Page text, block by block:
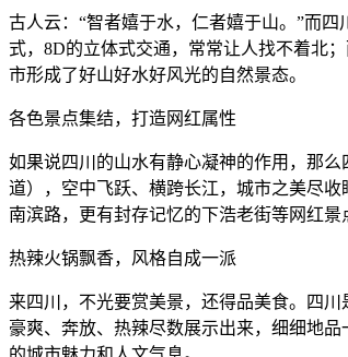
古人云：“智者嬉于水，仁者嬉于山。”而
式，8D的立体式交通，常常让人找不着北
市形成了好山好水好风光的自然景态。
各色景点集结，打造网红属性
如果说四川的山水有静心凝神的作用，那
道），空中飞跃、横跨长江，城市之美尽
南滨路，更有封存记忆的下浩老街等网红景
热辣火锅飘香，风格自成一派
来四川，不光要赏美景，还得品美食。四
豪爽、奔放、热辣尽数展示出来，细细地品